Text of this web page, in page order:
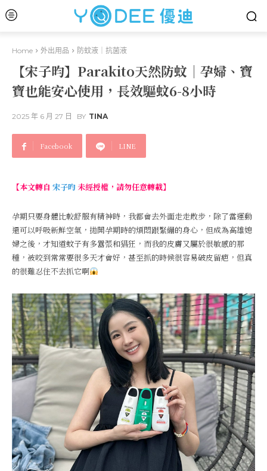
Home 外出用品 防蚊液｜抗菌液
【宋子昀】Parakito天然防蚊｜孕婦、寶
寶也能安心使用，長效驅蚊6-8小時
2025 年 6 月 27 日 BY TINA
Facebook LINE
【本文轉自 宋子昀未經授權，請勿任意轉載】
孕期只要身體比較舒服有精神時，我都會去外面走走散步，除了當運動
還可以呼吸新鮮空氣，拋開孕期時的煩悶跟緊繃的身心，但成為高雄媳
婦之後，才知道蚊子有多囂張和猖狂，而我的皮膚又屬於很敏感的那
種，被咬到常常要很多天才會好，甚至抓的時候很容易破皮留疤，但真
的很難忍住不去抓它啊